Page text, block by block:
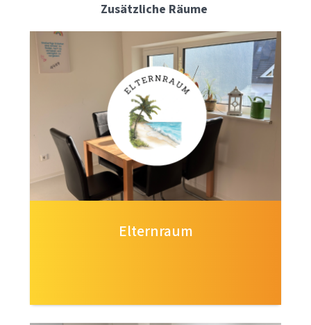
Zusätzliche Räume
Elternraum